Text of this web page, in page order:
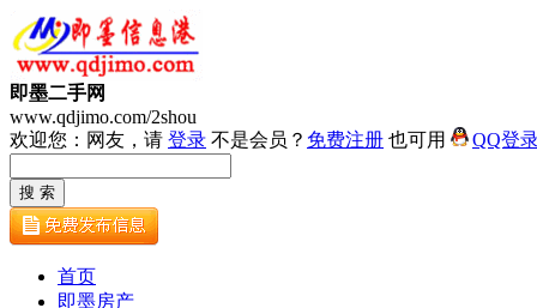
即墨二手网
www.qdjimo.com/2shou
欢迎您：网友，请 登录 不是会员？ 免费注册 也可用 QQ登
首页
即墨房产